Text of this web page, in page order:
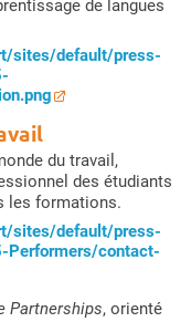
de langues
sites/default/press-
du travail,
des étudiants
les formations.
sites/default/press-
Performers/contact-
Partnerships, orienté